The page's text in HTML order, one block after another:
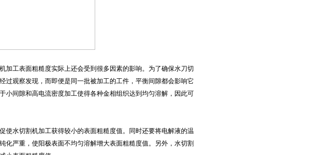
加工表面粗糙度实际上还会受到很多因素的影响。为了确保水刀切
过观察发现，而即便是同一批被加工的工件，平衡间隙都会影响它
小间隙和高电流密度加工使得各种金相组织达到均匀溶解，因此可
使水切割机加工获得较小的表面粗糙度值。同时还要将电解液的温
化严重，使阳极表面不均匀溶解增大表面粗糙度值。另外，水切割